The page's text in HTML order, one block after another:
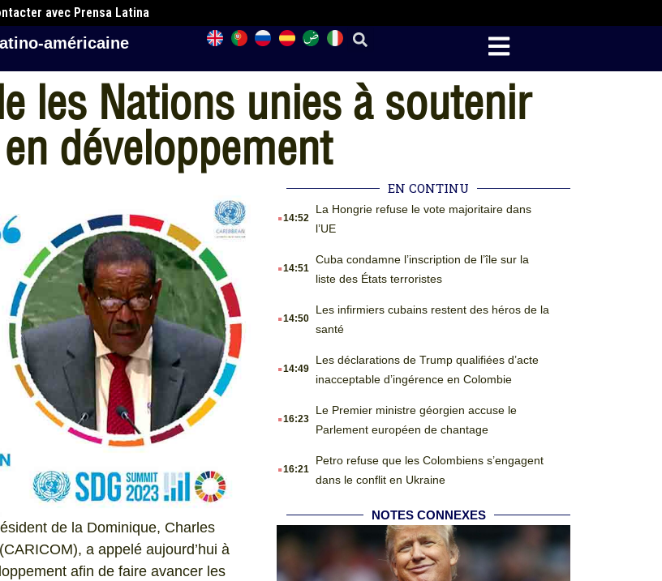
avec Prensa Latina
américaine
les Nations unies à soutenir
développement
de la Dominique, Charles
a appelé aujourd’hui à
afin de faire avancer les
EN CONTINU
.14:52
La Hongrie refuse le vote majoritaire dans
l’UE
.14:51
Cuba condamne l’inscription de l’île sur la
liste des États terroristes
.14:50
Les infirmiers cubains restent des héros de la
santé
.14:49
Les déclarations de Trump qualifiées d’acte
inacceptable d’ingérence en Colombie
.16:23
Le Premier ministre géorgien accuse le
Parlement européen de chantage
.16:21
Petro refuse que les Colombiens s’engagent
dans le conflit en Ukraine
NOTES CONNEXES